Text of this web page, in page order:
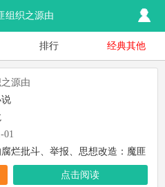
组织之源由
排行 经典其他
源由
01
腐烂批斗、举报、思想改造：魔匪
屠杀
点击阅读